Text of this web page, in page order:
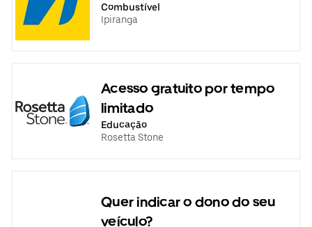
Combustível
Ipiranga
Acesso gratuito por tempo
limitado
Educação
Rosetta Stone
Quer indicar o dono do seu
veículo?